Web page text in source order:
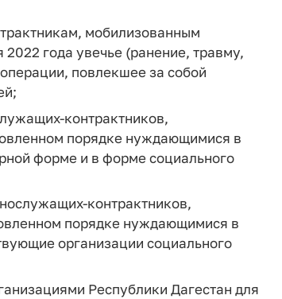
мобилизованным
года увечье (ранение, травму,
повлекшее за собой
контрактников,
порядке нуждающимися в
форме и в форме социального
контрактников,
порядке нуждающимися в
организации социального
Республики Дагестан для